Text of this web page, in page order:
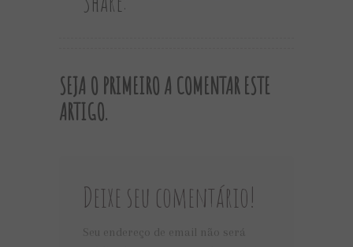
SEJA O PRIMEIRO A COMENTAR ESTE
ARTIGO.
Deixe seu comentário!
Seu endereço de email não será